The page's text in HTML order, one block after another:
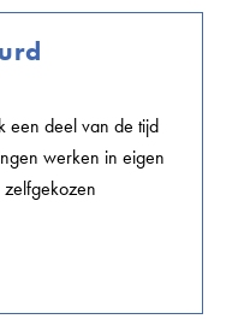
een deel van de tijd
werken in eigen